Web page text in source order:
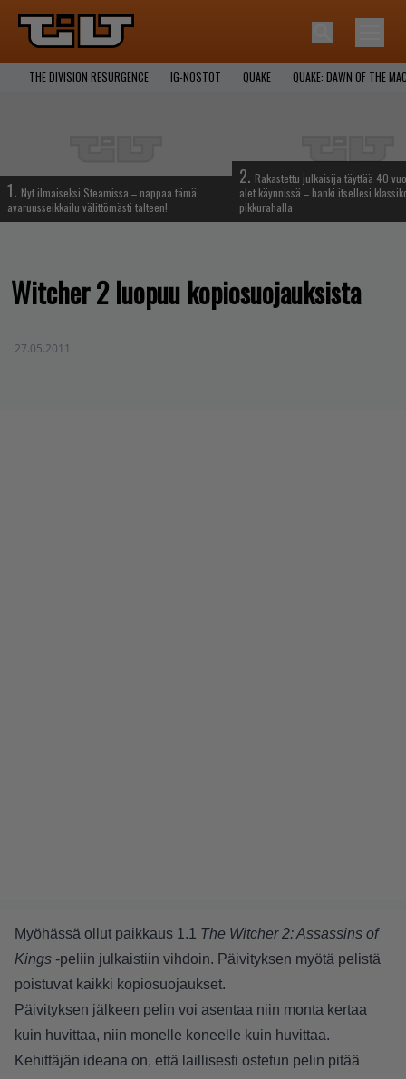
THE DIVISION RESURGENCE IG-NOSTOT QUAKE QUAKE: DAWN OF THE
1. Nyt ilmaiseksi Steamissa – nappaa tämä
avaruusseikkailu välittömästi talteen!
2. Rakastettu julkaisija täyttää 40
alet käynnissä – hanki itsellesi
pikkurahalla
Witcher 2 luopuu kopiosuojauksista
27.05.2011
Myöhässä ollut paikkaus 1.1 The Witcher 2: Assassins of
Kings -peliin julkaistiin vihdoin. Päivityksen myötä pelistä
poistuvat kaikki kopiosuojaukset.
Päivityksen jälkeen pelin voi asentaa niin monta kertaa
kuin huvittaa, niin monelle koneelle kuin huvittaa.
Kehittäjän ideana on, että laillisesti ostetun pelin pitää